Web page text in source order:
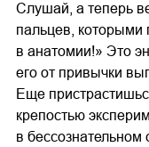
Слушай, а теперь
пальцев,
в анатомии!» Это
его от привычки
Еще
крепостью
в